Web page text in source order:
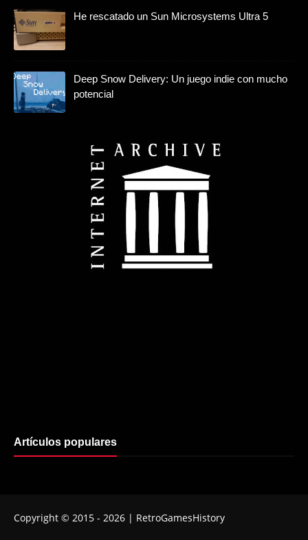
He rescatado un Sun Microsystems Ultra 5
Deep Snow Delivery: Un juego indie con mucho
potencial
Artículos populares
Copyright © 2015 - 2026 | RetroGamesHistory